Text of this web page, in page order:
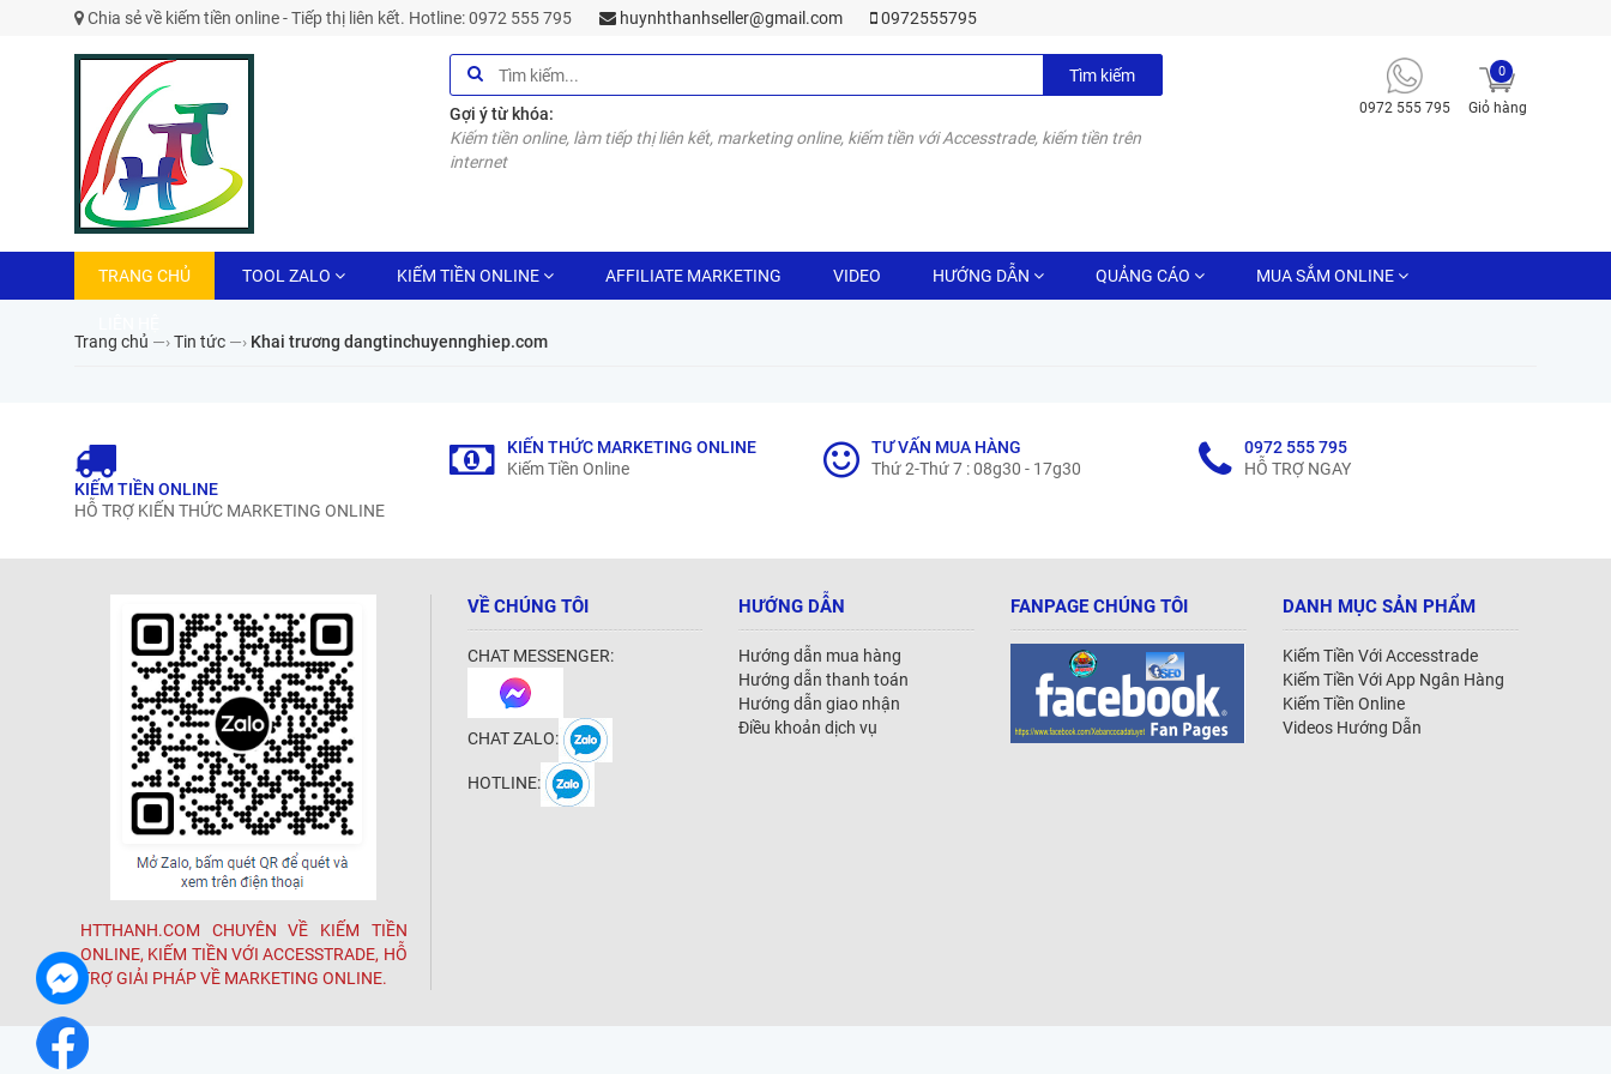
Chia sẻ về kiếm tiền online - Tiếp thị liên kết. Hotline: 0972 555 795 huynhthanhseller@gmail.com 0972555795
Tìm kiếm
Gợi ý từ khóa:
Kiếm tiền online, làm tiếp thị liên kết, marketing online, kiếm tiền với Accesstrade, kiếm tiền trên
internet
0972 555 795 Giỏ hàng
0
TRANG CHỦ TOOL ZALO KIẾM TIỀN ONLINE AFFILIATE MARKETING VIDEO HƯỚNG DẪN QUẢNG CÁO MUA SẮM ONLINE
Trang chủ —›Tin tức —› Khai trương dangtinchuyennghiep.com
KIẾM TIỀN ONLINE
HỖ TRỢ KIẾN THỨC MARKETING ONLINE
KIẾN THỨC MARKETING ONLINE
Kiếm Tiền Online
TƯ VẤN MUA HÀNG
Thứ 2-Thứ 7 : 08g30 - 17g30
0972 555 795
HỖ TRỢ NGAY
HTTHANH.COM CHUYÊN VỀ KIẾM TIỀN
ONLINE, KIẾM TIỀN VỚI ACCESSTRADE, HỖ
TRỢ GIẢI PHÁP VỀ MARKETING ONLINE.
VỀ CHÚNG TÔI
CHAT MESSENGER:
CHAT ZALO:
HOTLINE:
HƯỚNG DẪN
Hướng dẫn mua hàng
Hướng dẫn thanh toán
Hướng dẫn giao nhận
Điều khoản dịch vụ
FANPAGE CHÚNG TÔI DANH MỤC SẢN PHẨM
Kiếm Tiền Với Accesstrade
Kiếm Tiền Với App Ngân Hàng
Kiếm Tiền Online
Videos Hướng Dẫn